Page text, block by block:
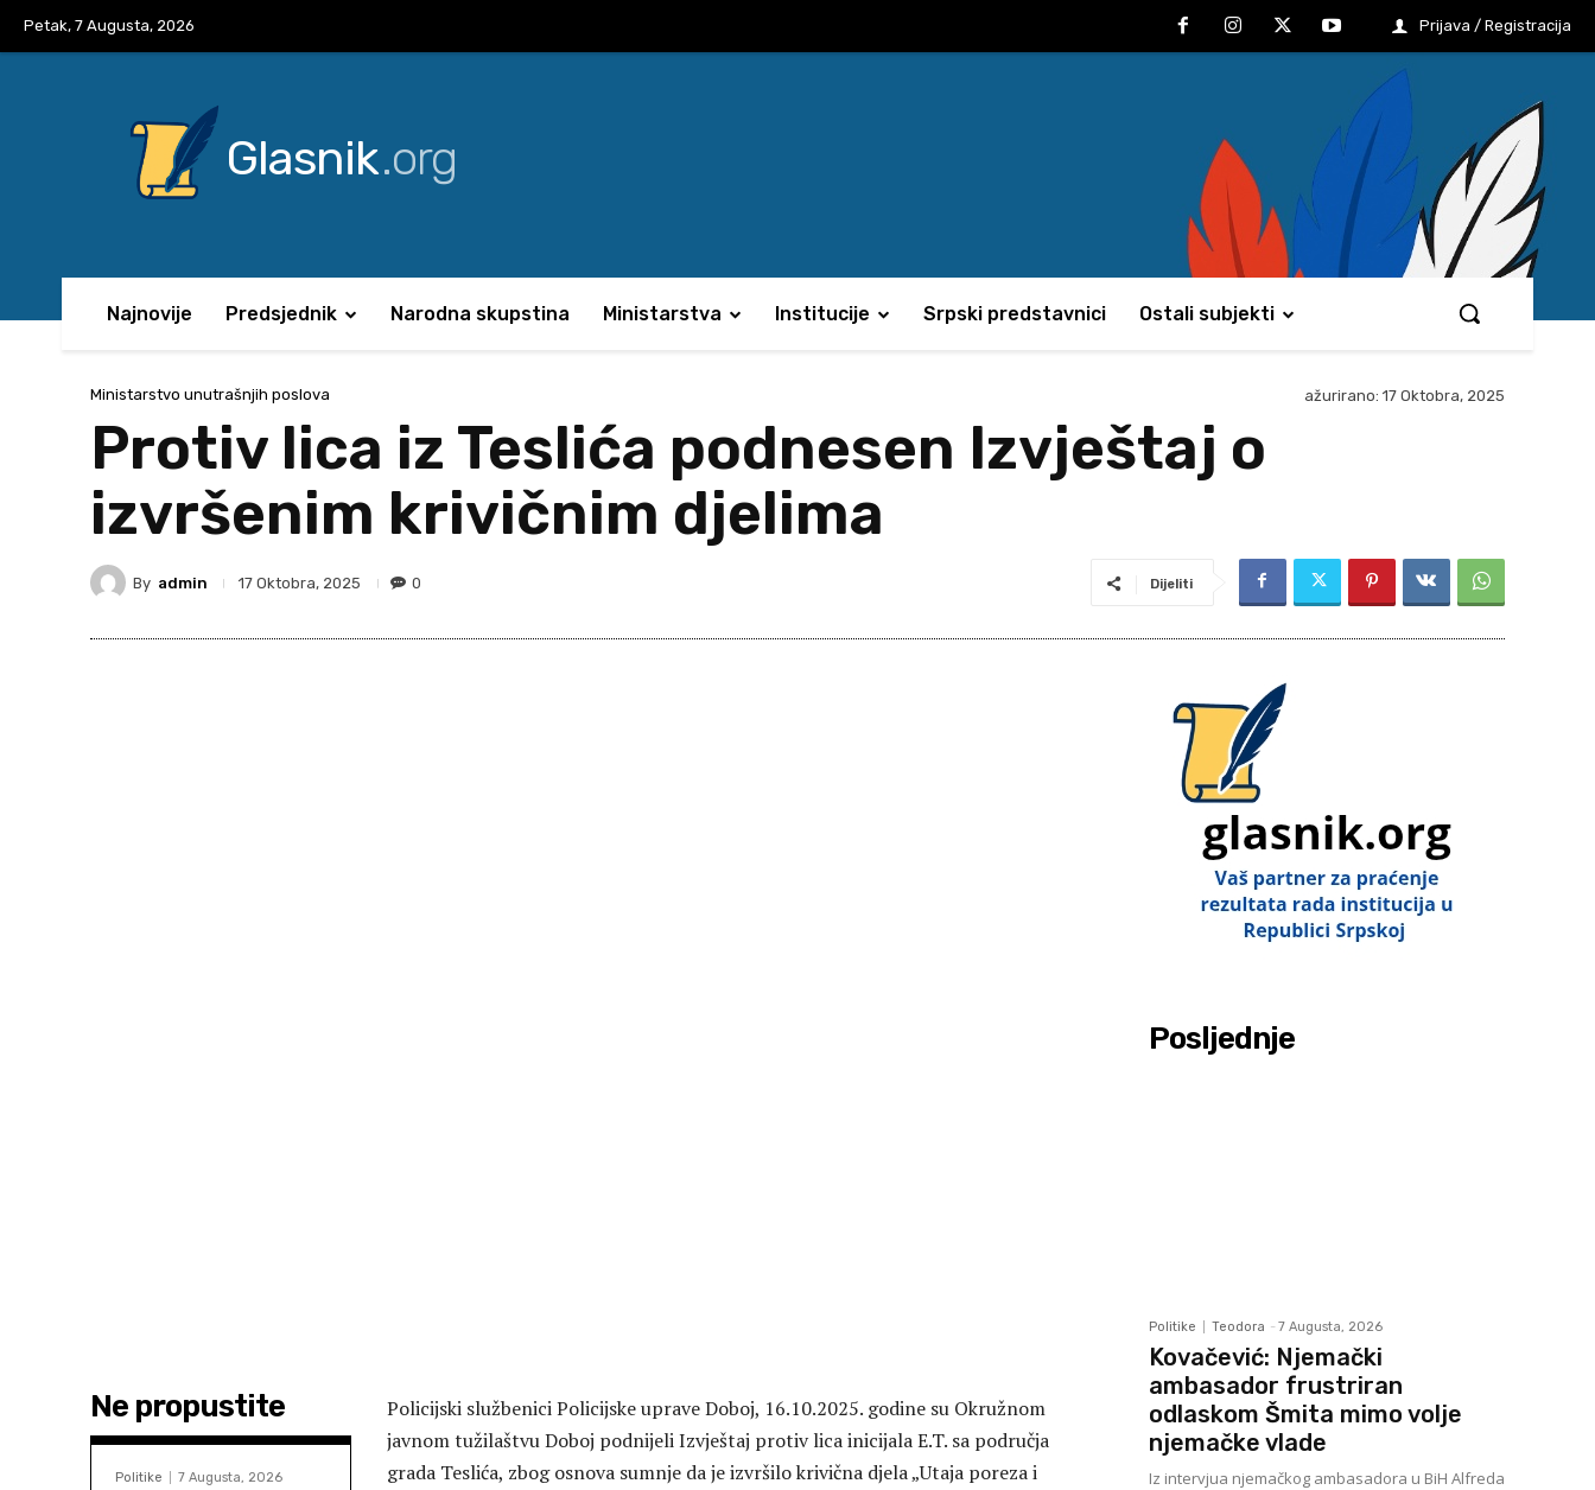
Petak, 7 Augusta, 2026 Prijava / Registracija
Glasnik.org
Najnovije Predsjednik Narodna skupstina Ministarstva Institucije Srpski predstavnici Ostali subjekti
Ministarstvo unutrašnjih poslova ažurirano: 17 Oktobra, 2025
Protiv lica iz Teslića podnesen Izvještaj o
izvršenim krivičnim djelima
By admin 17 Oktobra, 2025 0 Dijeliti
Ne propustite
Politike 7 Augusta, 2026
Policijski službenici Policijske uprave Doboj, 16.10.2025. godine su Okružnom
javnom tužilaštvu Doboj podnijeli Izvještaj protiv lica inicijala E.T. sa područja
grada Teslića, zbog osnova sumnje da je izvršilo krivična djela „Utaja poreza i
Posljednje
Politike Teodora - 7 Augusta, 2026
Kovačević: Njemački
ambasador frustriran
odlaskom Šmita mimo volje
njemačke vlade
Iz intervjua njemačkog ambasadora u BiH Alfreda